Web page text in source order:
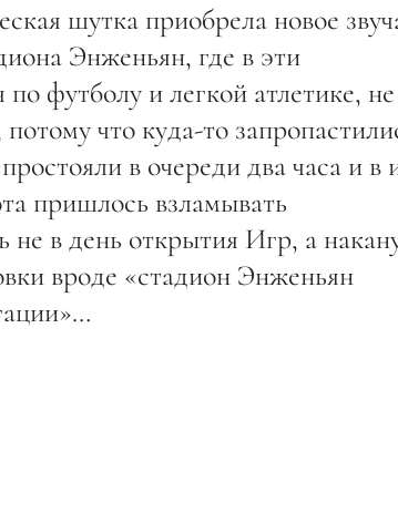
шутка приобрела новое
Энженьян, где в эти
футболу и легкой атлетике, не
что куда-то
в очереди два часа и в
пришлось взламывать
не в день открытия Игр, а
вроде «стадион Энженьян